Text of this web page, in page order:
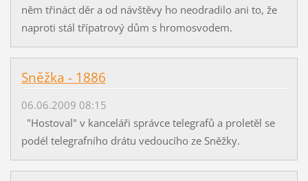
něm třináct děr a od návštěvy ho neodradilo ani to, že
naproti stál třípatrový dům s hromosvodem.
Sněžka - 1886
06.06.2009 08:15
"Hostoval" v kanceláři správce telegrafů a proletěl se
podél telegrafního drátu vedoucího ze Sněžky.